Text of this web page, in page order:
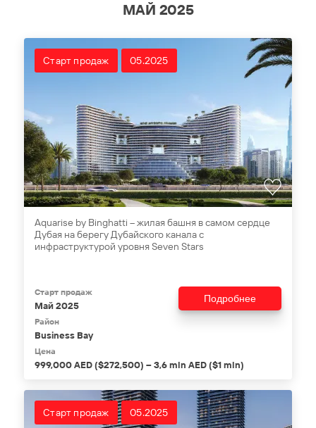
МАЙ 2025
Старт продаж 05.2025
Aquarise by Binghatti – жилая башня в самом сердце
Дубая на берегу Дубайского канала с
инфраструктурой уровня Seven Stars
Старт продаж
Май 2025
Район
Business Bay
Цена
999,000 AED ($272,500) – 3,6 mln AED ($1 mln)
Подробнее
Старт продаж 05.2025